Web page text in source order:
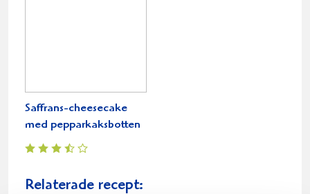
Saffrans-cheesecake
med pepparkaksbotten
Relaterade recept: